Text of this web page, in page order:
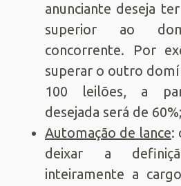
anunciante deseja
superior ao
concorrente. Por
superar o outro
100 leilões, a
desejada será de 60%;
Automação de lance:
deixar a
inteiramente a